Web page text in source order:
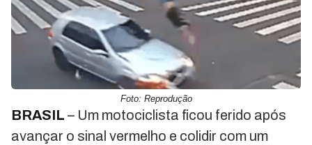
Foto: Reprodução
BRASIL – Um motociclista ficou ferido após
avançar o sinal vermelho e colidir com um